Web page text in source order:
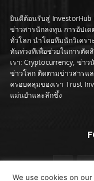
ยินดีต้อนรับสู่ InvestorHub
ข่าวสารนักลงทุน การอัปเ
ทั่วโลก นำโดยทีมนักวิเคร
ทันท่วงทีเพื่อช่วยในการตั
เรา: Cryptocurrency, ข่า
ข่าวโลก ติดตามข่าวสารแ
ครอบคลุมของเรา Trust
แม่นยำและลึกซึ้ง
We use cookies on